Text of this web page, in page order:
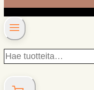
Hae
tuotteita…